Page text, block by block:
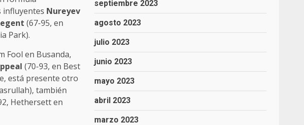
influyentes Nureyev
(67-95, en
Park).
Fool en Busanda,
(70-93, en Best
está presente otro
también
Hethersett en
septiembre 2023
agosto 2023
julio 2023
junio 2023
mayo 2023
abril 2023
marzo 2023